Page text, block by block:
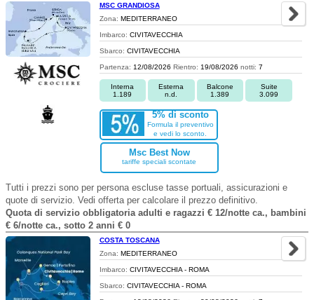
MSC GRANDIOSA
Zona: MEDITERRANEO
Imbarco: CIVITAVECCHIA
Sbarco: CIVITAVECCHIA
Partenza: 12/08/2026 Rientro: 19/08/2026 notti: 7
Interna
1.189
Esterna
n.d.
Balcone
1.389
Suite
3.099
5% di sconto
Formula il preventivo
e vedi lo sconto.
Msc Best Now
tariffe speciali scontate
Tutti i prezzi sono per persona escluse tasse portuali, assicurazioni e
quote di servizio. Vedi offerta per calcolare il prezzo definitivo.
Quota di servizio obbligatoria adulti e ragazzi € 12/notte ca., bambini
€ 6/notte ca., sotto 2 anni € 0
COSTA TOSCANA
Zona: MEDITERRANEO
Imbarco: CIVITAVECCHIA - ROMA
Sbarco: CIVITAVECCHIA - ROMA